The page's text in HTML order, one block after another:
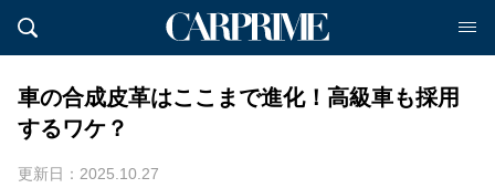
車の合成皮革はここまで進化！高級車も採用
するワケ？
更新日：2025.10.27